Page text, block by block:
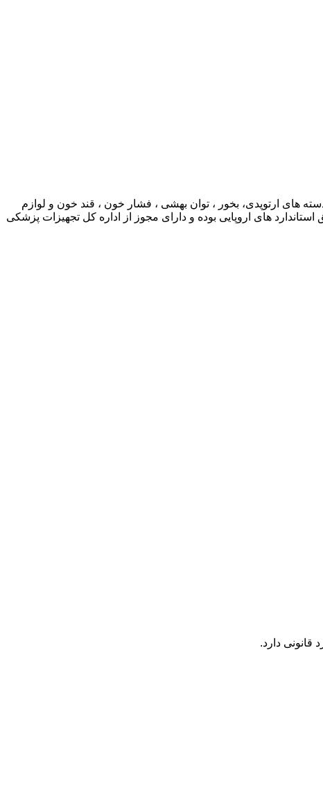
ارتوپدی، بخور ، توان بهشی ، فشار خون ، قند خون و لوازم
های اروپایی بوده و دارای مجوز از اداره کل تجهیزات پزشکی
دارد.